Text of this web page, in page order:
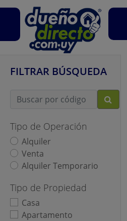
FILTRAR BÚSQUEDA
Tipo de Operación
Alquiler
Venta
Alquiler Temporario
Tipo de Propiedad
Casa
Apartamento